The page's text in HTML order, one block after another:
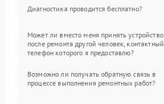
Диагностика проводится бесплатно?
Может ли вместо меня принять устройство
после ремонта другой человек, контактный
телефон которого я предоставлю?
Возможно ли получать обратную связь в
процессе выполнения ремонтных работ?